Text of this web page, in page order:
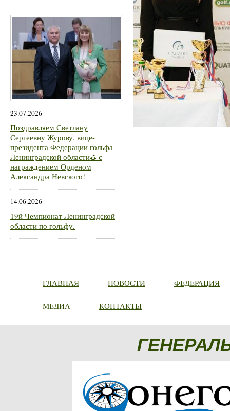
23.07.2026
Поздравляем Светлану
Сергеевну Журову, вице-
президента Федерации гольфа
Ленинградской области⛳ с
награждением Орденом
Александра Невского!
14.06.2026
19й Чемпионат Ленинградской
области по гольфу.
ГЛАВНАЯ НОВОСТИ ФЕДЕРАЦИЯ
МЕДИА КОНТАКТЫ